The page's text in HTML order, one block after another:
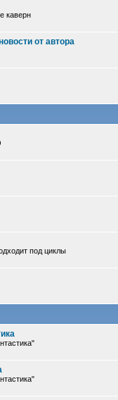
каверн
от автора
под циклы